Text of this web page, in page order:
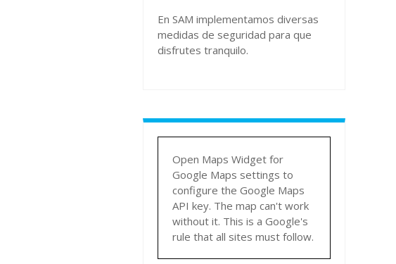
En SAM implementamos diversas
medidas de seguridad para que
disfrutes tranquilo.
Open Maps Widget for
Google Maps settings to
configure the Google Maps
API key. The map can't work
without it. This is a Google's
rule that all sites must follow.